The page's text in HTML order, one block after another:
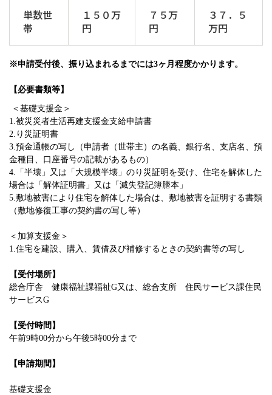
単数世
帯
１５０万
円
７５万
円
３７．５
万円
※申請受付後、振り込まれるまでには3ヶ月程度かかります。
【必要書類等】
＜基礎支援金＞
1.被災災者生活再建支援金支給申請書
2.り災証明書
3.預金通帳の写し（申請者（世帯主）の名義、銀行名、支店名、預
金種目、口座番号の記載があるもの）
4. 「半壊」
又は「大規模半壊」のり災証明を受け、住宅を解体した
場合は「解体証明書」又は「滅失登記簿謄本」
5.敷地被害により住宅を解体した場合は、敷地被害を証明する書類
（敷地修復工事の契約書の写し等）
＜加算支援金＞
1.住宅を建設、購入、賃借及び補修するときの契約書等の写し
【受付場所】
総合庁舎 健康福祉課福祉G又は、総合支所 住民サービス課住民
サービスG
【受付時間】
午前9時00分から午後5時00分まで
【申請期間】
基礎支援金